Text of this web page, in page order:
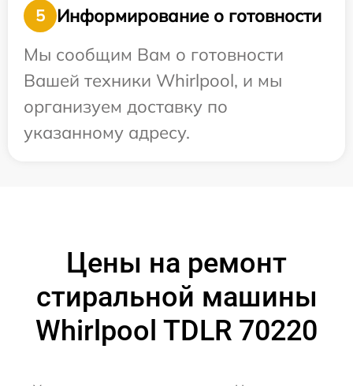
5
Информирование о готовности
Мы сообщим Вам о готовности
Вашей техники Whirlpool, и мы
организуем доставку по
указанному адресу.
Цены на ремонт
стиральной машины
Whirlpool TDLR 70220